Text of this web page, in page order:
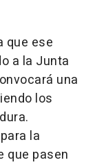
que ese
a la Junta
una
los
la
que pasen